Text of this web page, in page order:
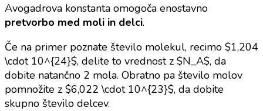
Avogadrova konstanta omogoča enostavno
pretvorbo med moli in delci.
Če na primer poznate število molekul, recimo $1,204
\cdot 10^{24}$, delite to vrednost z $N_A$, da
dobite natančno 2 mola. Obratno pa število molov
pomnožite z $6,022 \cdot 10^{23}$, da dobite
skupno število delcev.